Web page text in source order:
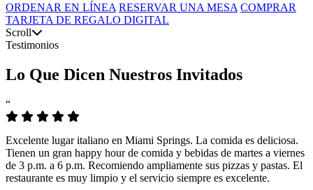
ORDENAR EN LÍNEA RESERVAR UNA MESA COMPRAR
TARJETA DE REGALO DIGITAL
Scroll
Testimonios
Lo Que Dicen Nuestros Invitados
“
Excelente lugar italiano en Miami Springs. La comida es deliciosa.
Tienen un gran happy hour de comida y bebidas de martes a viernes
de 3 p.m. a 6 p.m. Recomiendo ampliamente sus pizzas y pastas. El
restaurante es muy limpio y el servicio siempre es excelente.